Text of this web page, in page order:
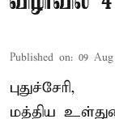
Published on: 09
புதுச்சேரி,
மத்திய